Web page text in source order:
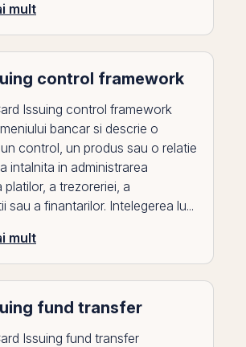
mult
control framework
Issuing control framework
bancar si descrie o
control, un produs sau o relatie
intalnita in administrarea
platilor, a trezoreriei, a
sau a finantarilor. Intelegerea lu...
mult
fund transfer
Issuing fund transfer